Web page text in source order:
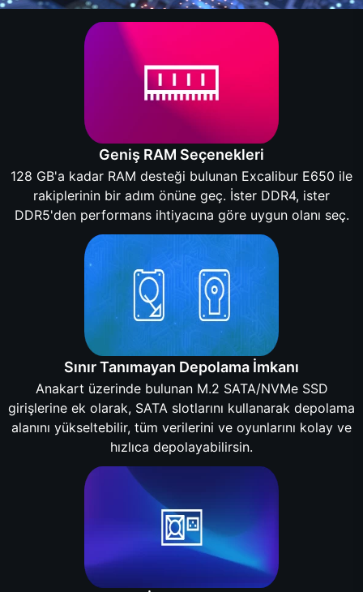
Geniş RAM Seçenekleri
128 GB'a kadar RAM desteği bulunan Excalibur E650 ile
rakiplerinin bir adım önüne geç. İster DDR4, ister
DDR5'den performans ihtiyacına göre uygun olanı seç.
Sınır Tanımayan Depolama İmkanı
Anakart üzerinde bulunan M.2 SATA/NVMe SSD
girişlerine ek olarak, SATA slotlarını kullanarak depolama
alanını yükseltebilir, tüm verilerini ve oyunlarını kolay ve
hızlıca depolayabilirsin.